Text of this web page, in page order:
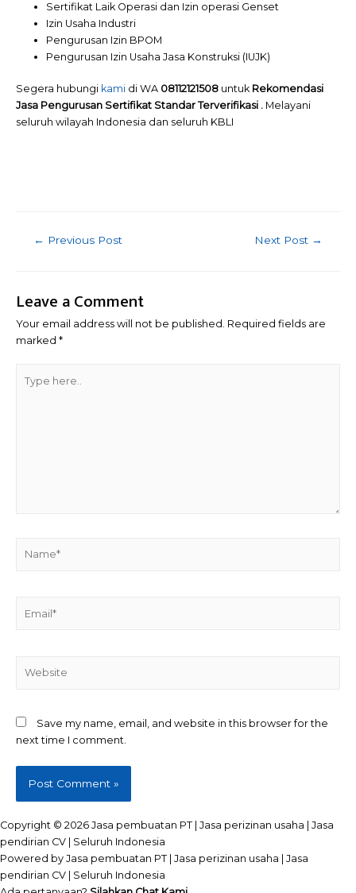
Sertifikat Laik Operasi dan Izin operasi Genset
Izin Usaha Industri
Pengurusan Izin BPOM
Pengurusan Izin Usaha Jasa Konstruksi (IUJK)
Segera hubungi kami di WA 08112121508 untuk Rekomendasi
Jasa Pengurusan Sertifikat Standar Terverifikasi . Melayani
seluruh wilayah Indonesia dan seluruh KBLI
Post
← Previous Post Next Post →
Leave a Comment
Your email address will not be published. Required fields are
marked *
here..
Save my name, email, and website in this browser for the
next time I comment.
Copyright © 2026 Jasa pembuatan PT | Jasa perizinan usaha | Jasa
pendirian CV | Seluruh Indonesia
Powered by Jasa pembuatan PT | Jasa perizinan usaha | Jasa
pendirian CV | Seluruh Indonesia